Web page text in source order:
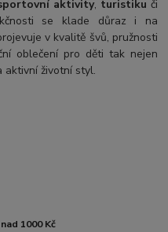
aktivity, turistiku či
se klade důraz i na
v kvalitě švů, pružnosti
oblečení pro děti tak nejen
aktivní životní styl.
1000 Kč